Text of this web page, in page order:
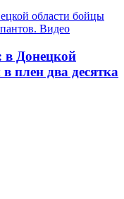
Донецкой
плен два десятка